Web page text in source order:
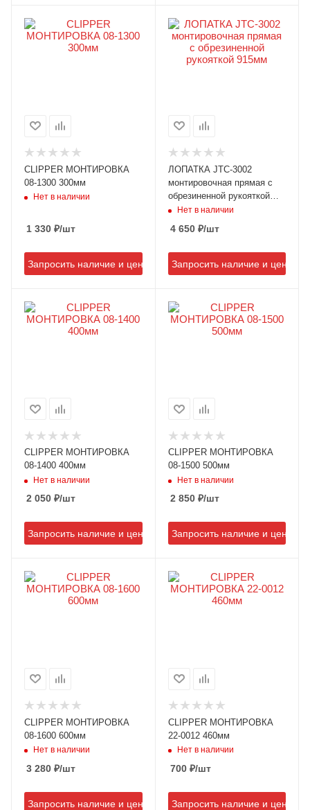
CLIPPER МОНТИРОВКА
08-1300 300мм
Нет в наличии
1 330 ₽/шт
Запросить наличие и цену
ЛОПАТКА JTC-3002
монтировочная прямая с
обрезиненной рукояткой
915мм
Нет в наличии
4 650₽/шт
Запросить наличие и цену
CLIPPER МОНТИРОВКА
08-1400 400мм
Нет в наличии
2 050 ₽/шт
Запросить наличие и цену
CLIPPER МОНТИРОВКА
08-1500 500мм
Нет в наличии
2 850₽/шт
Запросить наличие и цену
CLIPPER МОНТИРОВКА
08-1600 600мм
Нет в наличии
3 280 ₽/шт
Запросить наличие и цену
CLIPPER МОНТИРОВКА
22-0012 460мм
Нет в наличии
700₽/шт
Запросить наличие и цену